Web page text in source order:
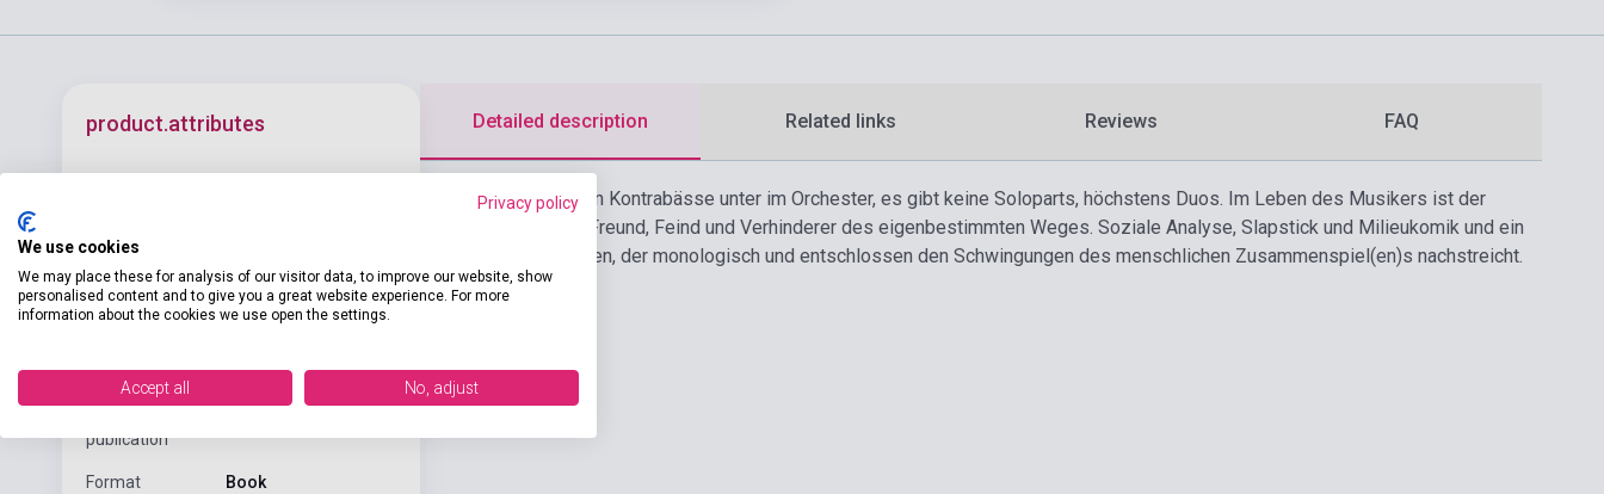
product.attributes
Author
Pages 112
Soft cover
Publisher DIOGENES
publication
Format Book
Detailed description Related links Reviews FAQ
Normalerweise gehen Kontrabässe unter im Orchester, es gibt keine Soloparts, höchstens Duos. Im Leben des Musikers ist der
Kontrabaß Geliebte, Freund, Feind und Verhinderer des eigenbestimmten Weges. Soziale Analyse, Slapstick und Milieukomik und ein
fest gespannter Bogen, der monologisch und entschlossen den Schwingungen des menschlichen Zusammenspiel(en)s nachstreicht.
Privacy policy
We use cookies
We may place these for analysis of our visitor data, to improve our website, show
personalised content and to give you a great website experience. For more
information about the cookies we use open the settings.
Accept all No, adjust